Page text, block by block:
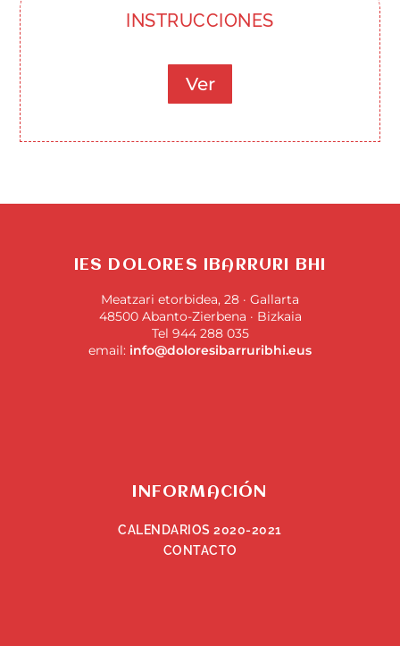
INSTRUCCIONES
Ver
IES DOLORES IBARRURI BHI
Meatzari etorbidea, 28 · Gallarta
48500 Abanto-Zierbena · Bizkaia
Tel 944 288 035
email: info@doloresibarruribhi.eus
INFORMACIÓN
CALENDARIOS 2020-2021
CONTACTO